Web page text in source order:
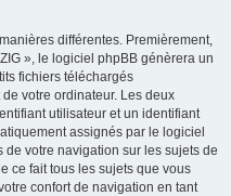
différentes. Premièrement,
», le logiciel phpBB génèrera un
fichiers téléchargés
votre ordinateur. Les deux
utilisateur et un identifiant
assignés par le logiciel
votre navigation sur les sujets de
ce fait tous les sujets que vous
confort de navigation en tant